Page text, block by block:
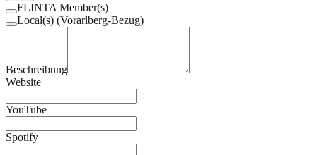
FLINTA Member(s)
Local(s) (Vorarlberg-Bezug)
Beschreibung
Website
YouTube
Spotify